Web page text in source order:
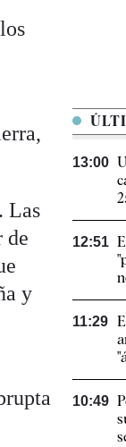
Las
de
y
13:00
12:51
11:29
10:49